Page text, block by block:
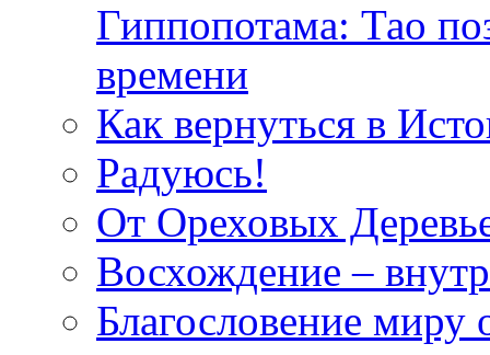
Гиппопотама: Тао
времени
Как вернуться в
Радуюсь!
От Ореховых
Восхождение –
Благословение миру